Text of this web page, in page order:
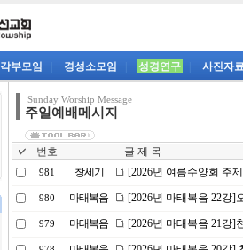
각부모임 경성소모임 성경연구 사진자
Sunday Worship Message
주일예배메시지
번호 글 제 목
981 창세기 [2026년 여름수양회 주
980 마태복음 [2026년 마태복음 22강]
979 마태복음 [2026년 마태복음 21강]